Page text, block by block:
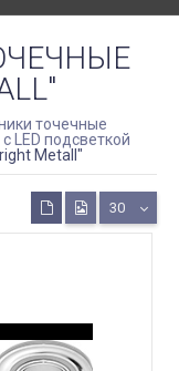
точечные
LED подсветкой
Metall"
30